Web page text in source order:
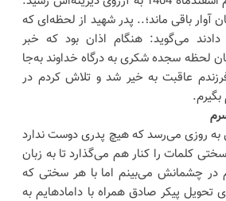
در میان آوار باقی ماند؛.. پدر شهید از لحظه‌ای که
می‌گوید: هنگام اذان بود که خبر
لحظه سجده‌ شکری به درگاه خداوند به‌جا
عاقبت‌ به‌ خیر شد و تلاش کردم در
به روزی می‌رسد که هیچ پدری دوست ندارد
کلمات را کنار هم می‌گذارد تا به زبان
در چشمانش می‌بینم اما با هر سختی که
تحویل پیکر صادق همراه با دامادهایم به